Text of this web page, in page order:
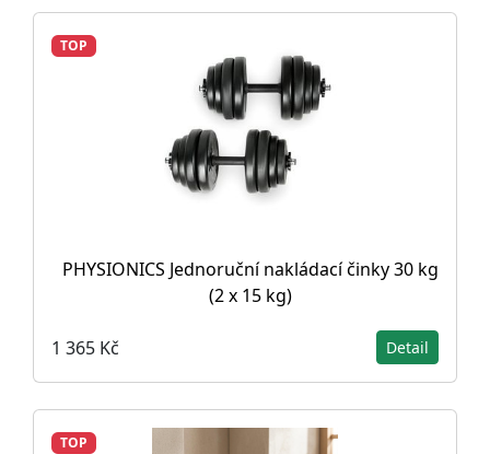
TOP
PHYSIONICS Jednoruční nakládací činky 30 kg
(2 x 15 kg)
1 365 Kč Detail
TOP